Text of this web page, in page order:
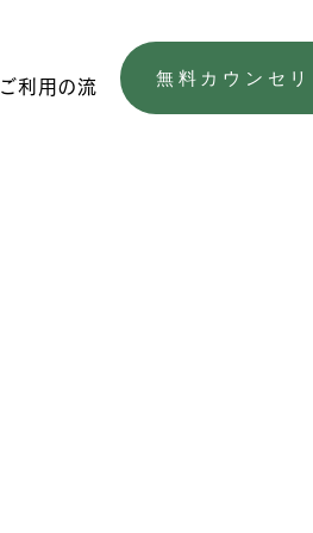
ご利用の流れ 無料カウンセリ
無料カウンセ